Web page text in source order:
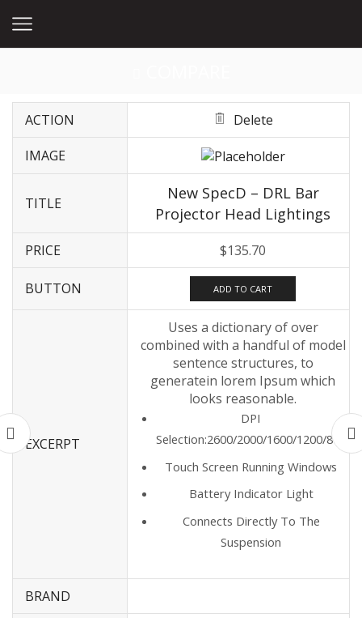
ACTION
Delete
IMAGE
TITLE
New SpecD – DRL Bar
Projector Head Lightings
PRICE $135.70
BUTTON ADD TO CART
EXCERPT
Uses a dictionary of over
combined with a handful of model
sentence structures, to
generatein lorem Ipsum which
looks reasonable.
DPI
Selection:2600/2000/1600/1200/800
Touch Screen Running Windows
Battery Indicator Light
Connects Directly To The
Suspension
BRAND